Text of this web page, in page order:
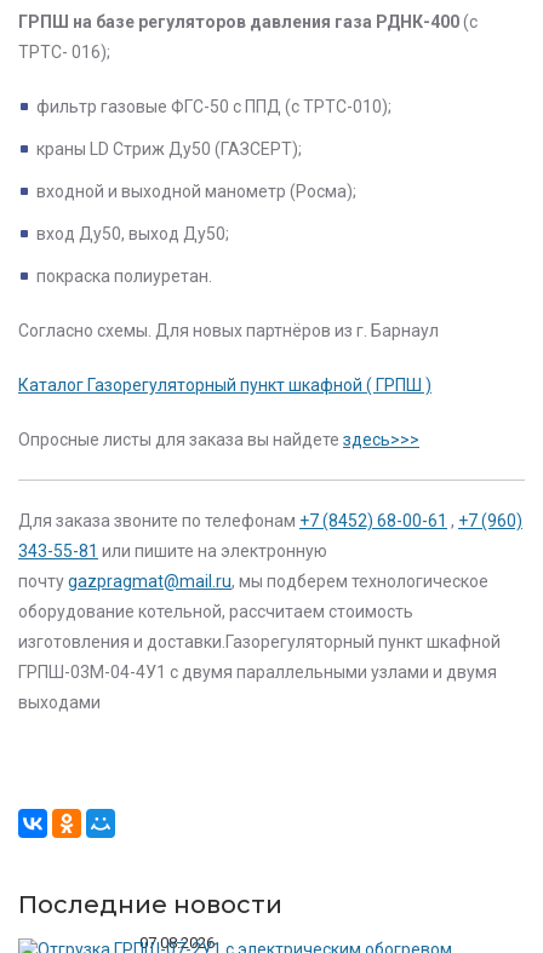
ГРПШ на базе регуляторов давления газа РДНК-400(с
ТРТС- 016);
фильтр газовые ФГС-50 с ППД (с ТРТС-010);
краны LD Стриж Ду50 (ГАЗСЕРТ);
входной и выходной манометр (Росма);
вход Ду50, выход Ду50;
покраска полиуретан.
Согласно схемы. Для новых партнёров из г. Барнаул
Каталог Газорегуляторный пункт шкафной ( ГРПШ )
Опросные листы для заказа вы найдете здесь>>>
Для заказа звоните по телефонам +7 (8452) 68-00-61 , +7 (960)
343-55-81 или пишите на электронную
почтуgazpragmat@mail.ru, мы подберем технологическое
оборудование котельной, рассчитаем стоимость
изготовления и доставки.Газорегуляторный пункт шкафной
ГРПШ-03М-04-4У1 с двумя параллельными узлами и двумя
выходами
Последние новости
07.08.2026